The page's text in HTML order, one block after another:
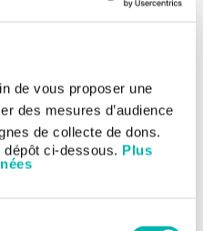
de vous proposer une
des mesures d’audience
de collecte de dons.
ci-dessous. Plus
distingue dans le
hôpitaux du
de Lutte Contre le Cancer
nationale, confirmant sa
en France et en Europe.